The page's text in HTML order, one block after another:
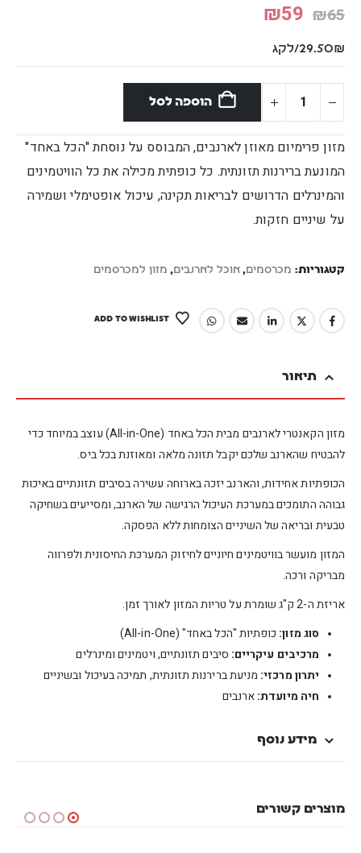
₪65
₪59
29.50₪/לקג
הוספה לסל
מזון פרימיום מאוזן לארנבים, המבוסס על נוסחת "הכל באחד"
המונעת ברירנות תזונתית. כל כופתית מכילה את כל הוויטמינים
והמינרלים הדרושים לבריאות תקינה, עיכול אופטימלי ושמירה
על שיניים חזקות.
קטגוריות: מכרסמים, אוכל לארנבים, מזון למכרסמים
ADD TO WISHLIST
תיאור
מזון הקאנטרי לארנבים מבית הכל באחד (All-in-One) עוצב במיוחד כדי
להבטיח שהארנב שלכם יקבל תזונה מלאה ומאוזנת בכל ביס.
הכופתיות אחידות, והארנב יזכה בארוחה עשירה בסיבים תזונתיים באיכות
גבוהה התומכים במערכת העיכול הרגישה של הארנב, ומסייעים בשחיקה
טבעית ובריאה של השיניים הצומחות ללא הפסקה.
המזון מועשר בוויטמינים חיוניים לחיזוק המערכת החיסונית ולפרווה
מבריקה ורכה.
אריזת ה-2 ק"ג שומרת על טריות המזון לאורך זמן.
סוג מזון: כופתיות "הכל באחד" (All-in-One)
מרכיבים עיקריים: סיבים תזונתיים, ויטמינים ומינרלים
יתרון מרכזי: מניעת ברירנות תזונתית, תמיכה בעיכול ובשיניים
חיה מיועדת:ארנבים
מידע נוסף
מוצרים קשורים